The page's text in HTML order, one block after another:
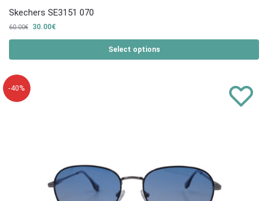
Skechers SE3151 070
60.00€ 30.00€
Select options
-40%